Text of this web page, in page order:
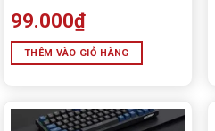
99.000₫
THÊM VÀO GIỎ HÀNG